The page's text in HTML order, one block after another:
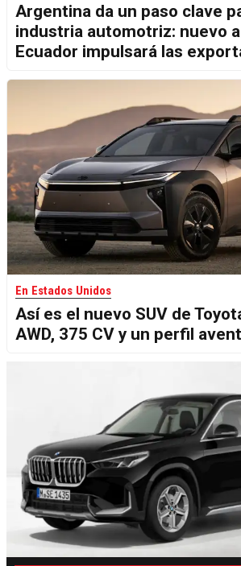
Argentina da un paso clave
industria automotriz: nuevo
Ecuador impulsará las
En Estados Unidos
Así es el nuevo SUV de
AWD, 375 CV y un perfil